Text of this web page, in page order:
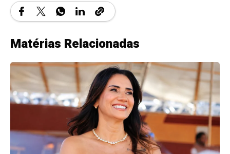
Matérias Relacionadas